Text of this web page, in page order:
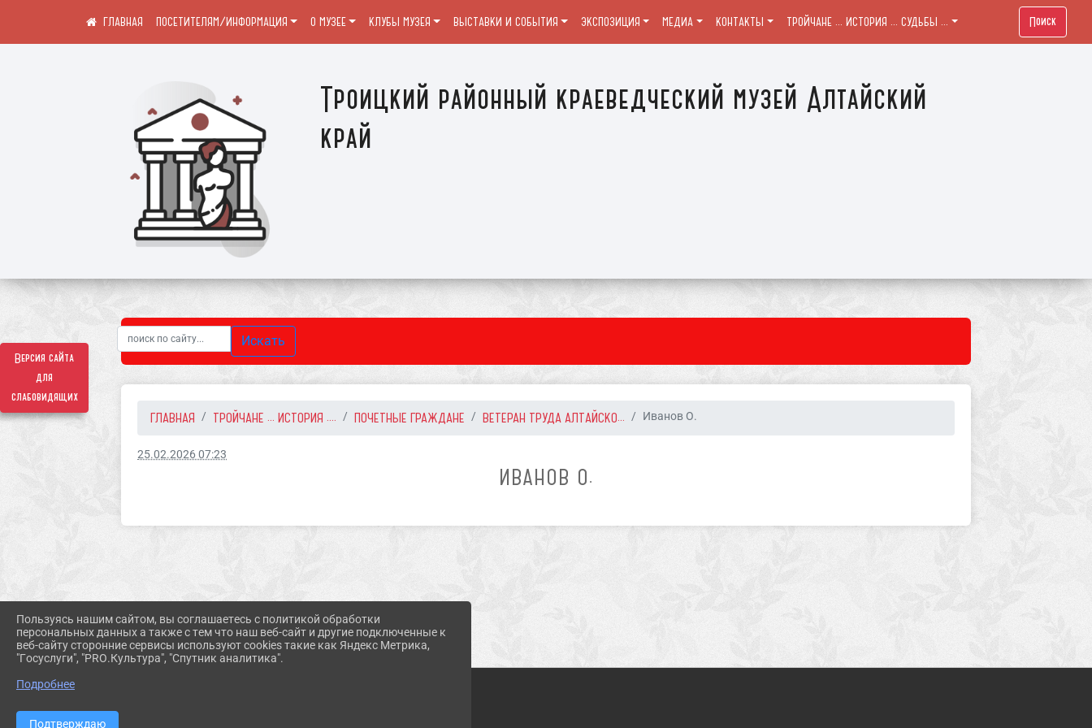
Версия сайта
для
слабовидящих
Троицкий районный краеведческий музей Алтайский
край
ПОСЕТИТЕЛЯМ/ИНФОРМАЦИЯ О МУЗЕЕ КЛУБЫ МУЗЕЯ ВЫСТАВКИ И СОБЫТИЯ ЭКСПОЗИЦИЯ МЕДИА КОНТАКТЫ ТРОЙЧАНЕ ... ИСТОРИЯ ... СУДЬБЫ ... Поиск
Искать
ГЛАВНАЯ ТРОЙЧАНЕ ... ИСТОРИЯ .... ПОЧЕТНЫЕ ГРАЖДАНЕ ВЕТЕРАН ТРУДА АЛТАЙСКО... Иванов О.
25.02.2026 07:23
ИВАНОВ О.
Пользуясь нашим сайтом, вы соглашаетесь с политикой обработки
персональных данных а также с тем что наш веб-сайт и другие подключенные к
веб-сайту сторонние сервисы используют cookies такие как Яндекс Метрика,
"Госуслуги", "PRO.Культура", "Спутник аналитика".
Подробнее
Подтверждаю